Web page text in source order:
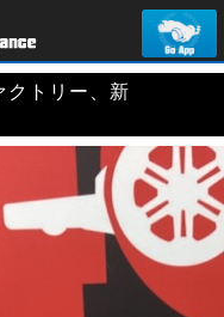
クトリー、新